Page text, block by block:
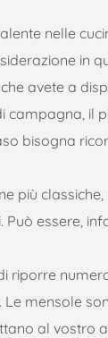
nelle
in
avete a
campagna, il
bisogna
più
essere,
riporre
mensole
al vostro